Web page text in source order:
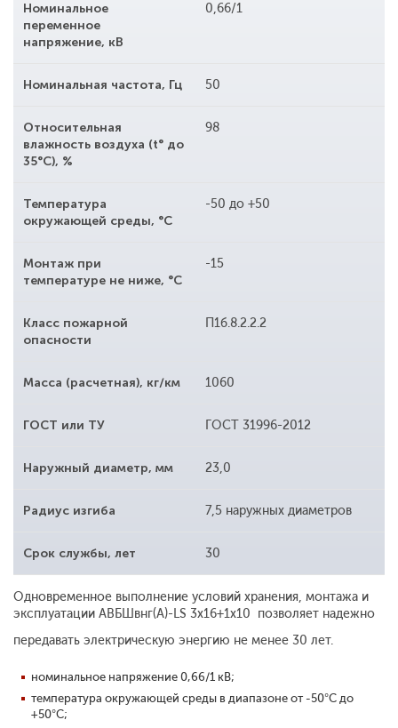
Номинальное
переменное
напряжение, кВ
0,66/1
Номинальная частота, Гц 50
Относительная
влажность воздуха (t° до
35°С), %
98
Температура
окружающей среды, °С
-50 до +50
Монтаж при
температуре не ниже, °С
-15
Класс пожарной
опасности
П1б.8.2.2.2
Масса (расчетная), кг/км 1060
ГОСТ или ТУ ГОСТ 31996-2012
Наружный диаметр, мм 23,0
Радиус изгиба 7,5 наружных диаметров
Срок службы, лет 30
Одновременное выполнение условий хранения, монтажа и
эксплуатации АВБШвнг(A)-LS 3x16+1x10 позволяет надежно
передавать электрическую энергию не менее 30 лет.
номинальное напряжение 0,66/1 кВ;
температура окружающей среды в диапазоне от -50°С до
+50°С;